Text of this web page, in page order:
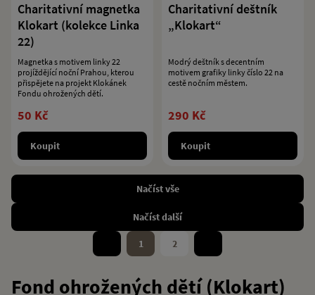
Charitativní magnetka
Klokart (kolekce Linka
22)
Magnetka s motivem linky 22
projíždějící noční Prahou, kterou
přispějete na projekt Klokánek
Fondu ohrožených dětí.
50 Kč
Koupit
Charitativní deštník
„Klokart“
Modrý deštník s decentním
motivem grafiky linky číslo 22 na
cestě nočním městem.
290 Kč
Koupit
Načíst vše
Načíst další
1 2
Fond ohrožených dětí (Klokart)